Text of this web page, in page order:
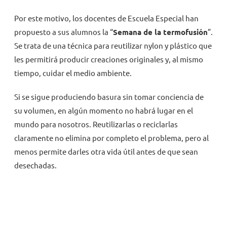
Por este motivo, los docentes de Escuela Especial han
propuesto a sus alumnos la “Semana de la termofusión”.
Se trata de una técnica para reutilizar nylon y plástico que
les permitirá producir creaciones originales y, al mismo
tiempo, cuidar el medio ambiente.
Si se sigue produciendo basura sin tomar conciencia de
su volumen, en algún momento no habrá lugar en el
mundo para nosotros. Reutilizarlas o reciclarlas
claramente no elimina por completo el problema, pero al
menos permite darles otra vida útil antes de que sean
desechadas.